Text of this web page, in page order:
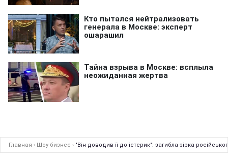
Главная › Шоу бизнес › "Він доводив її до істерик": загибла зірка